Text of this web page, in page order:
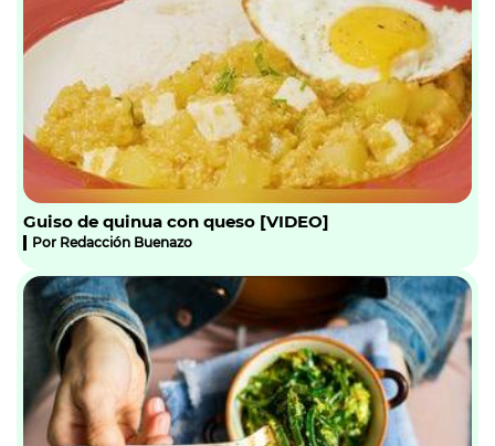
Guiso de quinua con queso [VIDEO]
Por Redacción Buenazo